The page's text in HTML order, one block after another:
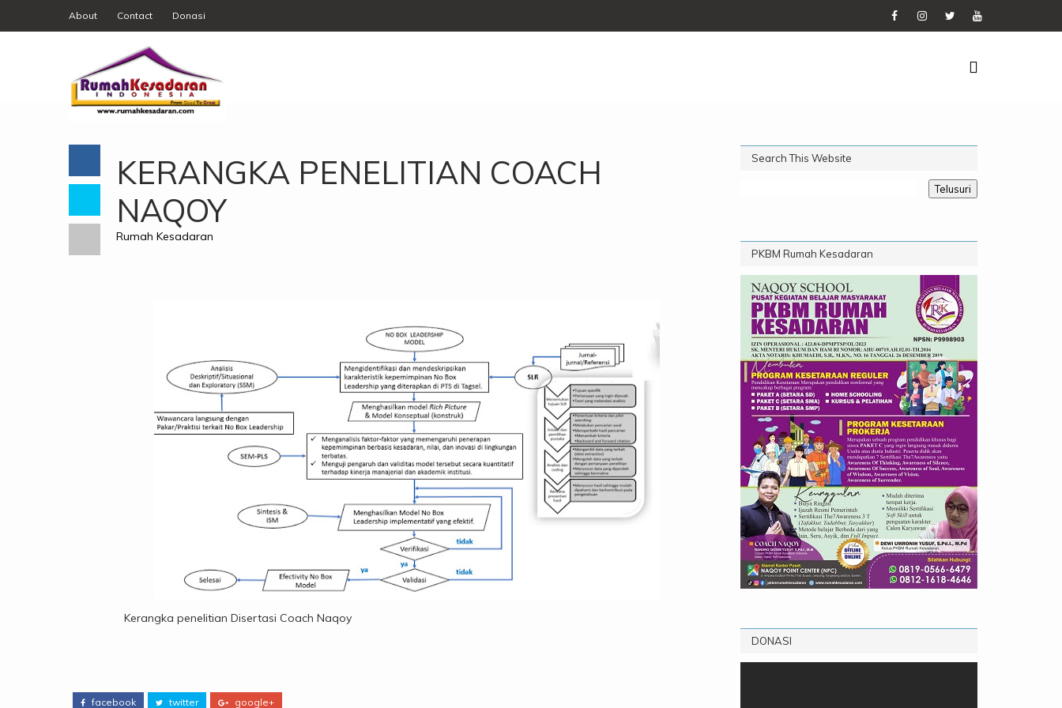
About Contact Donasi
KERANGKA PENELITIAN COACH
NAQOY
Rumah Kesadaran
Kerangka penelitian Disertasi Coach Naqoy
facebook twitter google+
Search This Website
PKBM Rumah Kesadaran
DONASI